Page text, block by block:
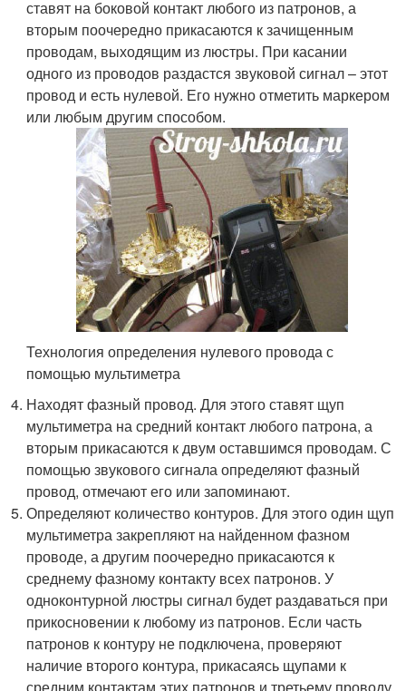
ставят на боковой контакт любого из патронов, а
вторым поочередно прикасаются к зачищенным
проводам, выходящим из люстры. При касании
одного из проводов раздастся звуковой сигнал – этот
провод и есть нулевой. Его нужно отметить маркером
или любым другим способом.
Технология определения нулевого провода с
помощью мультиметра
Находят фазный провод. Для этого ставят щуп
мультиметра на средний контакт любого патрона, а
вторым прикасаются к двум оставшимся проводам. С
помощью звукового сигнала определяют фазный
провод, отмечают его или запоминают.
Определяют количество контуров. Для этого один щуп
мультиметра закрепляют на найденном фазном
проводе, а другим поочередно прикасаются к
среднему фазному контакту всех патронов. У
одноконтурной люстры сигнал будет раздаваться при
прикосновении к любому из патронов. Если часть
патронов к контуру не подключена, проверяют
наличие второго контура, прикасаясь щупами к